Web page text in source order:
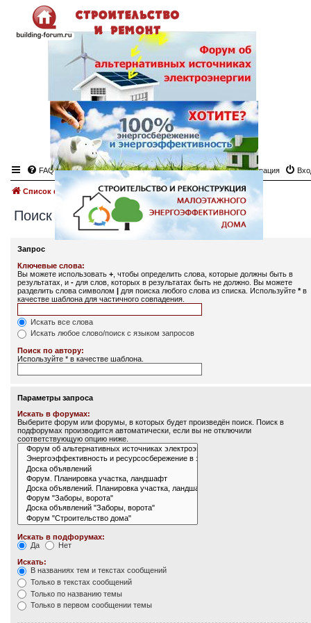
FAQ Регистрация
Список форумов Поиск
Поиск
Запрос
Ключевые слова:
Вы можете использовать + , чтобы определить слова, которые должны быть в
результатах, и - для слов, которых в результатах быть не должно. Вы можете
разделить слова символом | для поиска любого слова из списка. Используйте *в
качестве шаблона для частичного совпадения.
Искать все слова
Искать любое слово/поиск с языком запросов
Поиск по автору:
Используйте * в качестве шаблона.
Параметры запроса
Искать в форумах:
Выберите форум или форумы, в которых будет произведён поиск. Поиск в
подфорумах производится автоматически, если вы не отключили
соответствующую опцию ниже.
Искать в подфорумах:
Да
Нет
Искать:
В названиях тем и текстах сообщений
Только в текстах сообщений
Только по названию темы
Только в первом сообщении темы